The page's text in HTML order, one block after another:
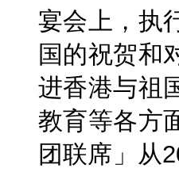
宴会上，执
国的祝贺和
进香港与祖
教育等各方
团联席」从